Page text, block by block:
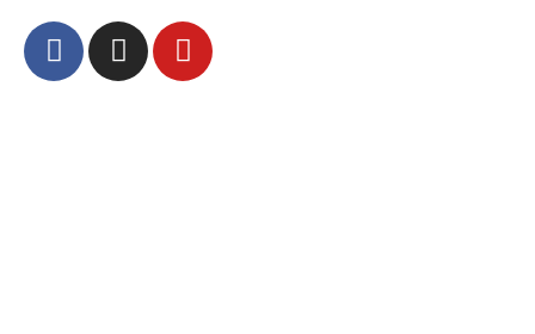
F
a
c
I
n
s
Y
o
u